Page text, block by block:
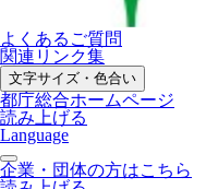
よくあるご質問
関連リンク集
文字サイズ・色合い
都庁総合ホームページ
読み上げる
Language
企業・団体の方はこちら